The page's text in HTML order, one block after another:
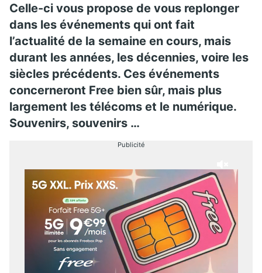
Celle-ci vous propose de vous replonger
dans les événements qui ont fait
l’actualité de la semaine en cours, mais
durant les années, les décennies, voire les
siècles précédents. Ces événements
concerneront Free bien sûr, mais plus
largement les télécoms et le numérique.
Souvenirs, souvenirs …
Publicité